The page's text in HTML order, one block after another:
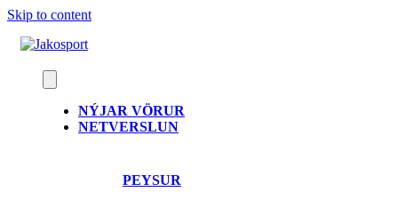
Skip to content
NÝJAR VÖRUR
NETVERSLUN
PEYSUR